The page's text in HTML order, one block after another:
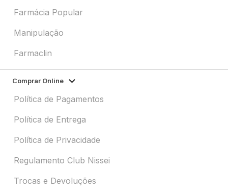
Farmácia Popular
Manipulação
Farmaclin
Comprar Online
Política de Pagamentos
Política de Entrega
Política de Privacidade
Regulamento Club Nissei
Trocas e Devoluções